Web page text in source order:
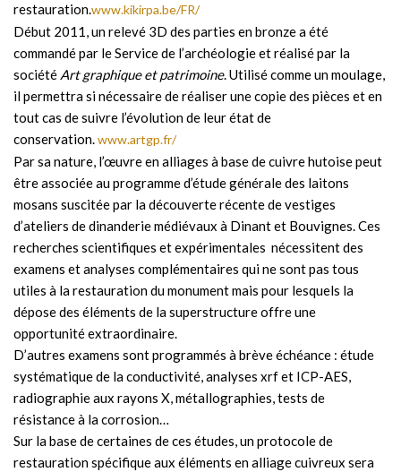
restauration.www.kikirpa.be/FR/
Début 2011, un relevé 3D des parties en bronze a été
commandé par le Service de l’archéologie et réalisé par la
société Art graphique et patrimoine. Utilisé comme un moulage,
il permettra si nécessaire de réaliser une copie des pièces et en
tout cas de suivre l’évolution de leur état de
conservation.www.artgp.fr/
Par sa nature, l’œuvre en alliages à base de cuivre hutoise peut
être associée au programme d’étude générale des laitons
mosans suscitée par la découverte récente de vestiges
d’ateliers de dinanderie médiévaux à Dinant et Bouvignes. Ces
recherches scientifiques et expérimentales nécessitent des
examens et analyses complémentaires qui ne sont pas tous
utiles à la restauration du monument mais pour lesquels la
dépose des éléments de la superstructure offre une
opportunité extraordinaire.
D’autres examens sont programmés à brève échéance : étude
systématique de la conductivité, analyses xrf et ICP-AES,
radiographie aux rayons X, métallographies, tests de
résistance à la corrosion…
Sur la base de certaines de ces études, un protocole de
restauration spécifique aux éléments en alliage cuivreux sera